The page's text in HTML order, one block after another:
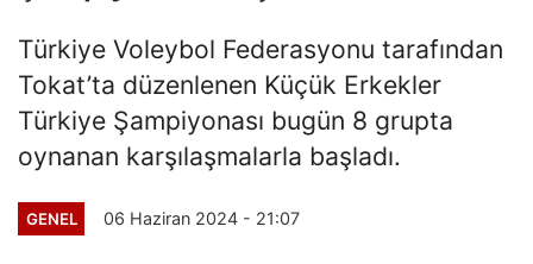
Türkiye Voleybol Federasyonu tarafından
Tokat’ta düzenlenen Küçük Erkekler
Türkiye Şampiyonası bugün 8 grupta
oynanan karşılaşmalarla başladı.
GENEL 06 Haziran 2024 - 21:07